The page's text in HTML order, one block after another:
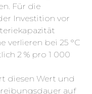
Für die
Investition vor
verlieren bei 25 °C
2 % pro 1 000
diesen Wert und
auf